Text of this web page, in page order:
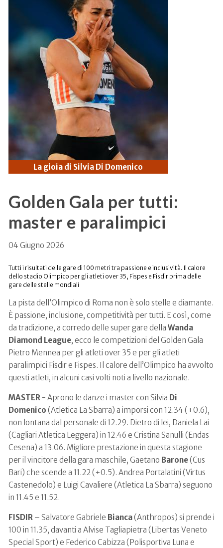
La gioia di Silvia Di Domenico
Golden Gala per tutti:
master e paralimpici
04 Giugno 2026
Tutti i risultati delle gare di 100 metri tra passione e inclusività. Il calore
dello stadio Olimpico per gli atleti over 35, Fispes e Fisdir prima delle
gare delle stelle mondiali
La pista dell’Olimpico di Roma non è solo stelle e diamante.
È passione, inclusione, competitività per tutti. E così, come
da tradizione, a corredo delle super gare della Wanda
Diamond League, ecco le competizioni del Golden Gala
Pietro Mennea per gli atleti over 35 e per gli atleti
paralimpici Fisdir e Fispes. Il calore dell’Olimpico ha avvolto
questi atleti, in alcuni casi volti noti a livello nazionale.
MASTER - Aprono le danze i master con Silvia Di
Domenico (Atletica La Sbarra) a imporsi con 12.34 (+0.6),
non lontana dal personale di 12.29. Dietro di lei, Daniela Lai
(Cagliari Atletica Leggera) in 12.46 e Cristina Sanulli (Endas
Cesena) a 13.06. Migliore prestazione in questa stagione
per il vincitore della gara maschile, Gaetano Barone(Cus
Bari) che scende a 11.22 (+0.5). Andrea Portalatini (Virtus
Castenedolo) e Luigi Cavaliere (Atletica La Sbarra) seguono
in 11.45 e 11.52.
FISDIR – Salvatore Gabriele Bianca(Anthropos) si prende i
100 in 11.35, davanti a Alvise Tagliapietra (Libertas Veneto
Special Sport) e Federico Cabizza (Polisportiva Luna e